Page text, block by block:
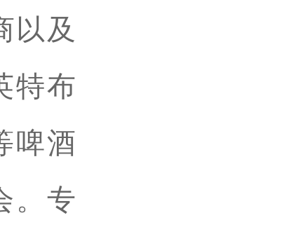
以及
特布
啤酒
。专